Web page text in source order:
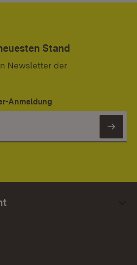
Stand
Newsletter der
Anmeldung